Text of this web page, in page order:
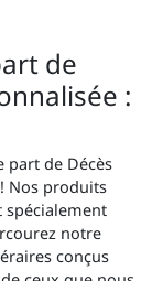
de
:
part de Décès
Nos produits
spécialement
notre
conçus